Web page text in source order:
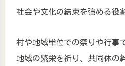
社会や文化の結束を強める役
村や地域単位での祭りや行事
地域の繁栄を祈り、共同体の